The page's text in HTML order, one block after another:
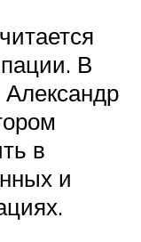
В
Александр
в
и